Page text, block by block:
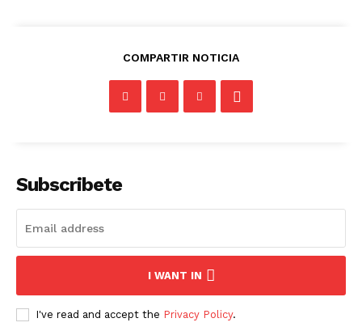
COMPARTIR NOTICIA
Subscribete
I WANT IN
I've read and accept the Privacy Policy.